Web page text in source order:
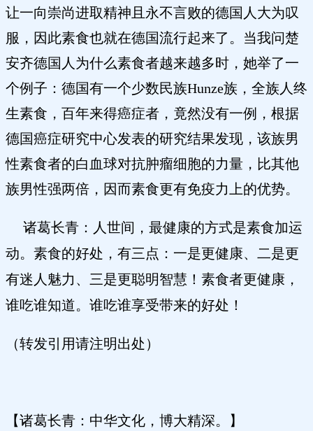
让一向崇尚进取精神且永不言败的德国人大为叹
服，因此素食也就在德国流行起来了。当我问楚
安齐德国人为什么素食者越来越多时，她举了一
个例子：德国有一个少数民族Hunze族，全族人终
生素食，百年来得癌症者，竟然没有一例，根据
德国癌症研究中心发表的研究结果发现，该族男
性素食者的白血球对抗肿瘤细胞的力量，比其他
族男性强两倍，因而素食更有免疫力上的优势。
诸葛长青：人世间，最健康的方式是素食加运
动。素食的好处，有三点：一是更健康、二是更
有迷人魅力、三是更聪明智慧！ 素食者更健康，
谁吃谁知道。谁吃谁享受带来的好处！
（转发引用请注明出处）
【诸葛长青：中华文化，博大精深。】